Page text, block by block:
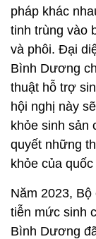
pháp khác
tinh trùng vào
và phôi. Đại
Bình Dương
thuật hỗ trợ
hội nghị này
khỏe sinh sản
quyết những
khỏe của quốc
Năm 2023,
tiễn mức sinh
Bình Dương